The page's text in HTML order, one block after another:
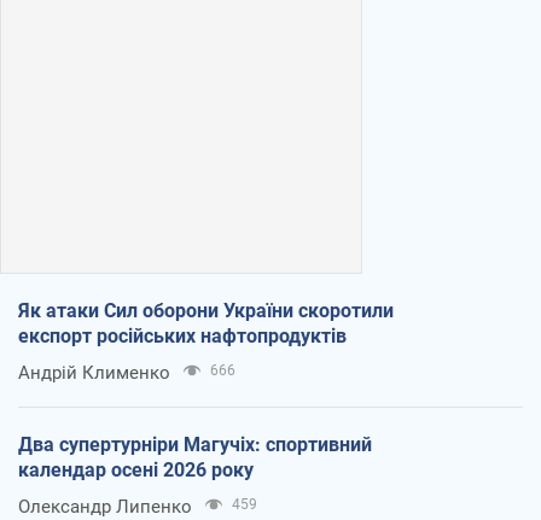
Як атаки Сил оборони України скоротили
експорт російських нафтопродуктів
Андрій Клименко 666
Два супертурніри Магучіх: спортивний
календар осені 2026 року
Олександр Липенко 459